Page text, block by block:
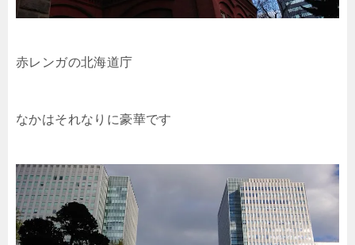
赤レンガの北海道庁
なかはそれなりに豪華です